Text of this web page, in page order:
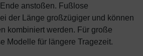
anstoßen. Fußlose
der Länge großzügiger und können
kombiniert werden. Für große
Modelle für längere Tragezeit.